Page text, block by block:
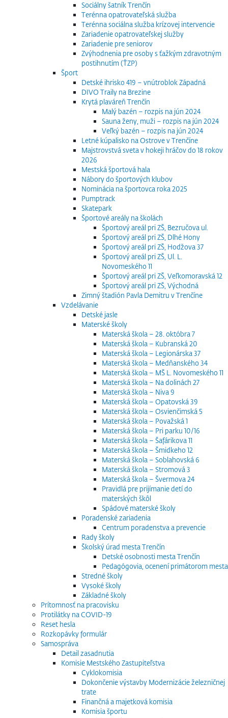
Sociálny šatník Trenčín
Terénna opatrovateľská služba
Terénna sociálna služba krízovej intervencie
Zariadenie opatrovateľskej služby
Zariadenie pre seniorov
Zvýhodnenia pre osoby s ťažkým zdravotným
postihnutím (ŤZP)
Šport
Detské ihrisko 419 – vnútroblok Západná
DIVO Traily na Brezine
Krytá plaváreň Trenčín
Malý bazén – rozpis na jún 2024
Sauna ženy, muži – rozpis na jún 2024
Veľký bazén – rozpis na jún 2024
Letné kúpalisko na Ostrove v Trenčíne
Majstrovstvá sveta v hokeji hráčov do 18 rokov
2026
Mestská športová hala
Nábory do športových klubov
Nominácia na športovca roka 2025
Pumptrack
Skatepark
Športové areály na školách
Športový areál pri ZŠ, Bezručova ul.
Športový areál pri ZŠ, Dlhé Hony
Športový areál pri ZŠ, Hodžova 37
Športový areál pri ZŠ, Ul. L.
Novomeského 11
Športový areál pri ZŠ, Veľkomoravská 12
Športový areál pri ZŠ, Východná
Zimný štadión Pavla Demitru v Trenčíne
Vzdelávanie
Detské jasle
Materské školy
Materská škola – 28. októbra 7
Materská škola – Kubranská 20
Materská škola – Legionárska 37
Materská škola – Medňanského 34
Materská škola – MŠ L. Novomeského 11
Materská škola – Na dolinách 27
Materská škola – Niva 9
Materská škola – Opatovská 39
Materská škola – Osvienčimská 5
Materská škola – Považská 1
Materská škola – Pri parku 10/16
Materská škola – Šafárikova 11
Materská škola – Šmidkeho 12
Materská škola – Soblahovská 6
Materská škola – Stromová 3
Materská škola – Švermova 24
Pravidlá pre prijímanie detí do
materských škôl
Spádové materské školy
Poradenské zariadenia
Centrum poradenstva a prevencie
Rady školy
Školský úrad mesta Trenčín
Detské osobnosti mesta Trenčín
Pedagógovia, ocenení primátorom mesta
Stredné školy
Vysoké školy
Základné školy
Prítomnosť na pracovisku
Protilátky na COVID-19
Reset hesla
Rozkopávky formulár
Samospráva
Detail zasadnutia
Komisie Mestského Zastupiteľstva
Cyklokomisia
Dokončenie výstavby Modernizácie železničnej
trate
Finančná a majetková komisia
Komisia športu